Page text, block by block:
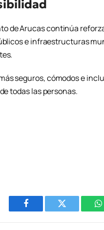
de Arucas continúa
e infraestructuras
seguros, cómodos e
todas las personas.
Facebook Twitter